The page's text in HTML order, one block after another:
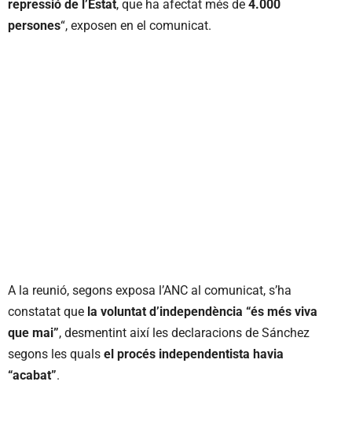
repressió de l’Estat, que ha afectat més de 4.000
persones“, exposen en el comunicat.
A la reunió, segons exposa l’ANC al comunicat, s’ha
constatat que la voluntat d’independència “és més viva
que mai”, desmentint així les declaracions de Sánchez
segons les quals el procés independentista havia
“acabat”.